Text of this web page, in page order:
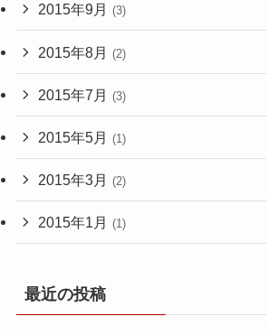
2015年9月 (3)
2015年8月 (2)
2015年7月 (3)
2015年5月 (1)
2015年3月 (2)
2015年1月 (1)
最近の投稿